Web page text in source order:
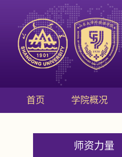
首页 学院概况
师资力量